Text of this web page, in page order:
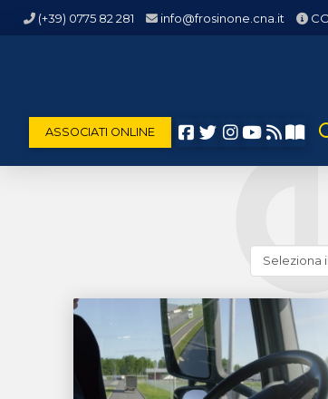
(+39) 0775 82 281 info@frosinone.cna.it
ASSOCIATI ONLINE
storico)